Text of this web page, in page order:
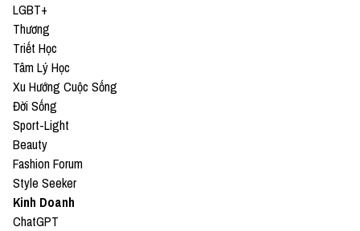
LGBT+
Thương
Triết Học
Tâm Lý Học
Xu Hướng Cuộc Sống
Đời Sống
Sport-Light
Beauty
Fashion Forum
Style Seeker
Kinh Doanh
ChatGPT